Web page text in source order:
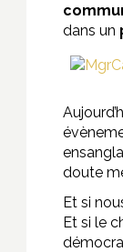
dans un
doute
Et si
Et si le